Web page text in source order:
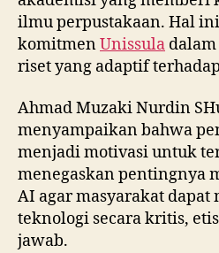
ilmu perpustakaan. Hal
komitmenUnissula
riset yang adaptif
Ahmad Muzaki Nurdin
menyampaikan bahwa
menjadi motivasi untuk
menegaskan pentingnya
AI agar masyarakat dapat
teknologi secara kritis,
jawab.